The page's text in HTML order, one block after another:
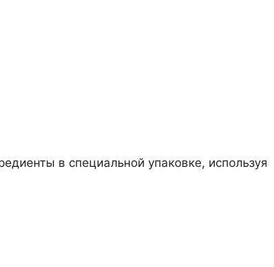
в специальной упаковке, используя